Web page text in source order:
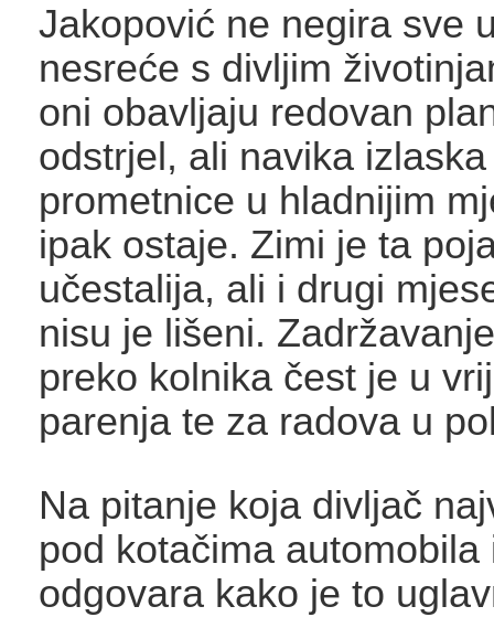
Jakopović ne negira sve
nesreće s divljim
oni obavljaju redovan
odstrjel, ali navika
prometnice u hladnijim
ipak ostaje. Zimi je ta
učestalija, ali i drugi
nisu je lišeni.
preko kolnika čest je u
parenja te za radova u
Na pitanje koja divljač
pod kotačima automobila
odgovara kako je to